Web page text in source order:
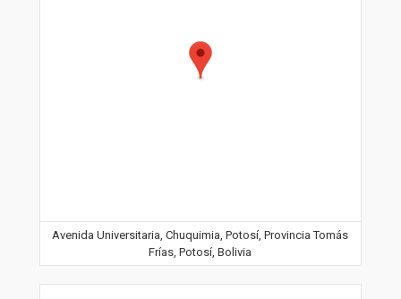
Avenida Universitaria, Chuquimia, Potosí, Provincia Tomás
Frías, Potosí, Bolivia